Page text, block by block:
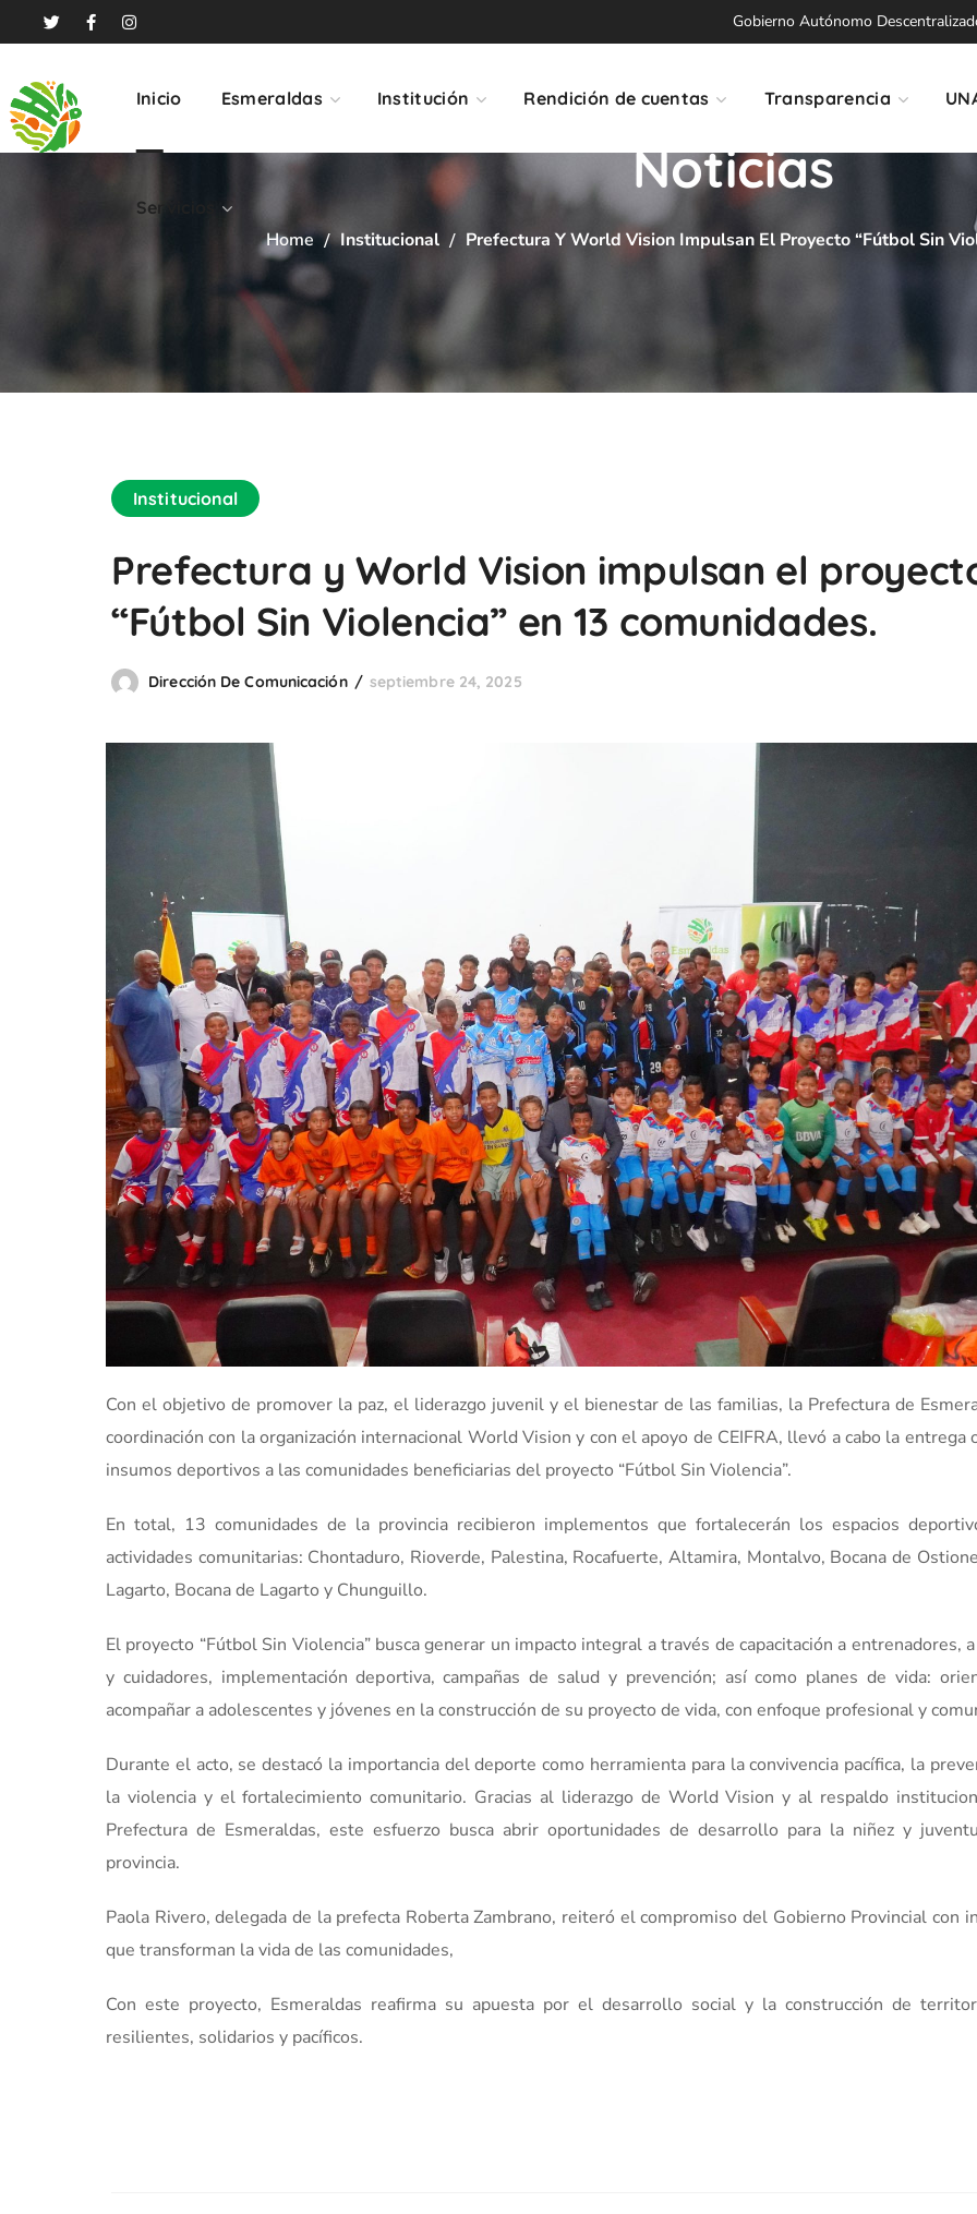
Gobierno Autónomo
Inicio Esmeraldas Institución Rendición de cuentas Transparencia
Servicios
Noticias
Home Institucional Prefectura Y World Vision Impulsan El Proyecto “Fútbol Sin
Institucional
Prefectura y World Vision impulsan el
“Fútbol Sin Violencia” en 13 comunidades.
Dirección De Comunicación septiembre 24, 2025
Con el objetivo de promover la paz, el liderazgo juvenil y el bienestar de las familias, la Prefectura de
coordinación con la organización internacional World Vision y con el apoyo de CEIFRA, llevó a cabo la entrega
insumos deportivos a las comunidades beneficiarias del proyecto “Fútbol Sin Violencia”.
En total, 13 comunidades de la provincia recibieron implementos que fortalecerán los espacios
actividades comunitarias: Chontaduro, Rioverde, Palestina, Rocafuerte, Altamira, Montalvo, Bocana de
Lagarto, Bocana de Lagarto y Chunguillo.
El proyecto “Fútbol Sin Violencia” busca generar un impacto integral a través de capacitación a entrenadores,
y cuidadores, implementación deportiva, campañas de salud y prevención; así como planes de vida:
acompañar a adolescentes y jóvenes en la construcción de su proyecto de vida, con enfoque profesional y
Durante el acto, se destacó la importancia del deporte como herramienta para la convivencia pacífica, la
la violencia y el fortalecimiento comunitario. Gracias al liderazgo de World Vision y al respaldo
Prefectura de Esmeraldas, este esfuerzo busca abrir oportunidades de desarrollo para la niñez y
provincia.
Paola Rivero, delegada de la prefecta Roberta Zambrano, reiteró el compromiso del Gobierno Provincial con
que transforman la vida de las comunidades,
Con este proyecto, Esmeraldas reafirma su apuesta por el desarrollo social y la construcción de
resilientes, solidarios y pacíficos.